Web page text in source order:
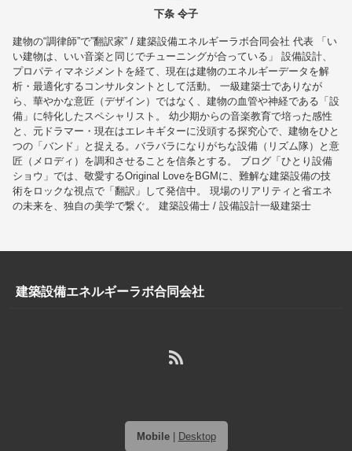
下条 令子
建物の“調律師”で”翻訳家” / 建築設備エネルギーラボ合同会社 代表 「い
い建物は、いい音楽と同じでチューニングが合っている」 設備設計、
プロパティマネジメントを経て、現在は建物のエネルギーデータを解
析・最適化するコンサルタントとして活動。 一級建築士でありなが
ら、華やかな意匠（デザイン）ではなく、建物の血管や神経である「設
備」に特化したスペシャリスト。 幼少期からの音楽教育で培った感性
と、元ドラマー・現在はエレキギターに没頭する探究心で、建物をひと
つの「バンド」と捉える。バラバラになりがちな設備（リズム隊）と意
匠（メロディ）を調和させることを信条とする。 ブログ「ひとり設備
ショウ」では、敬愛するOriginal LoveをBGMに、難解な建築設備の技
術をロックな視点で「翻訳」して発信中。 現場のリアリティと省エネ
の未来を、独自の美学で繋ぐ。 建築設備士 / 設備設計一級建築士
建築設備エネルギーラボ合同会社
Mobile| Desktop